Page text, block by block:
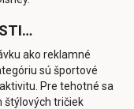
ako reklamné
sú športové
Pre tehotné sa
štýlových tričiek